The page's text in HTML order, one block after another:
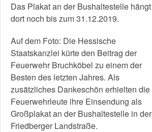
Das Plakat an der Bushaltestelle hängt
dort noch bis zum 31.12.2019.
Auf dem Foto: Die Hessische
Staatskanzlei kürte den Beitrag der
Feuerwehr Bruchköbel zu einem der
Besten des letzten Jahres. Als
zusätzliches Dankeschön erhielten die
Feuerwehrleute ihre Einsendung als
Großplakat an der Bushaltestelle in der
Friedberger Landstraße.